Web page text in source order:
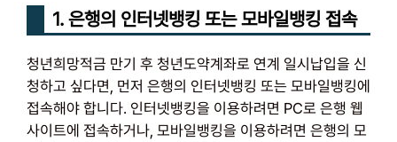
1. 은행의 인터넷뱅킹 또는 모바일뱅킹 접속
청년희망적금 만기 후 청년도약계좌로 연계 일시납입을 신
청하고 싶다면, 먼저 은행의 인터넷뱅킹 또는 모바일뱅킹에
접속해야 합니다. 인터넷뱅킹을 이용하려면 PC로 은행 웹
사이트에 접속하거나, 모바일뱅킹을 이용하려면 은행의 모